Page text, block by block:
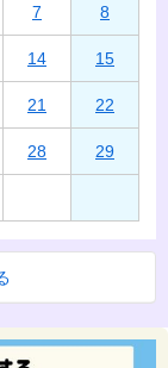
7 8
14 15
21 22
28 29